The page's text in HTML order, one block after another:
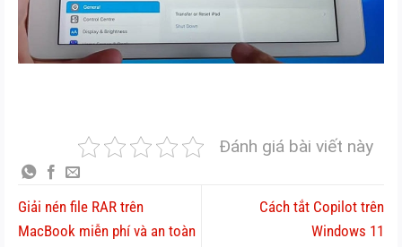
Đánh giá bài viết này
Giải nén file RAR trên
MacBook miễn phí và an toàn
Cách tắt Copilot trên
Windows 11